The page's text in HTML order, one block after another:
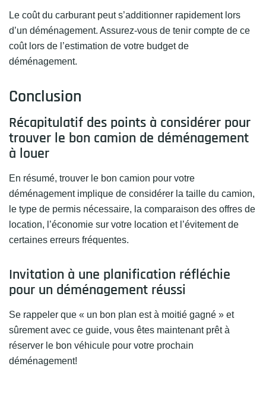
Le coût du carburant peut s’additionner rapidement lors
d’un déménagement. Assurez-vous de tenir compte de ce
coût lors de l’estimation de votre budget de
déménagement.
Conclusion
Récapitulatif des points à considérer pour
trouver le bon camion de déménagement
à louer
En résumé, trouver le bon camion pour votre
déménagement implique de considérer la taille du camion,
le type de permis nécessaire, la comparaison des offres de
location, l’économie sur votre location et l’évitement de
certaines erreurs fréquentes.
Invitation à une planification réfléchie
pour un déménagement réussi
Se rappeler que « un bon plan est à moitié gagné » et
sûrement avec ce guide, vous êtes maintenant prêt à
réserver le bon véhicule pour votre prochain
déménagement!